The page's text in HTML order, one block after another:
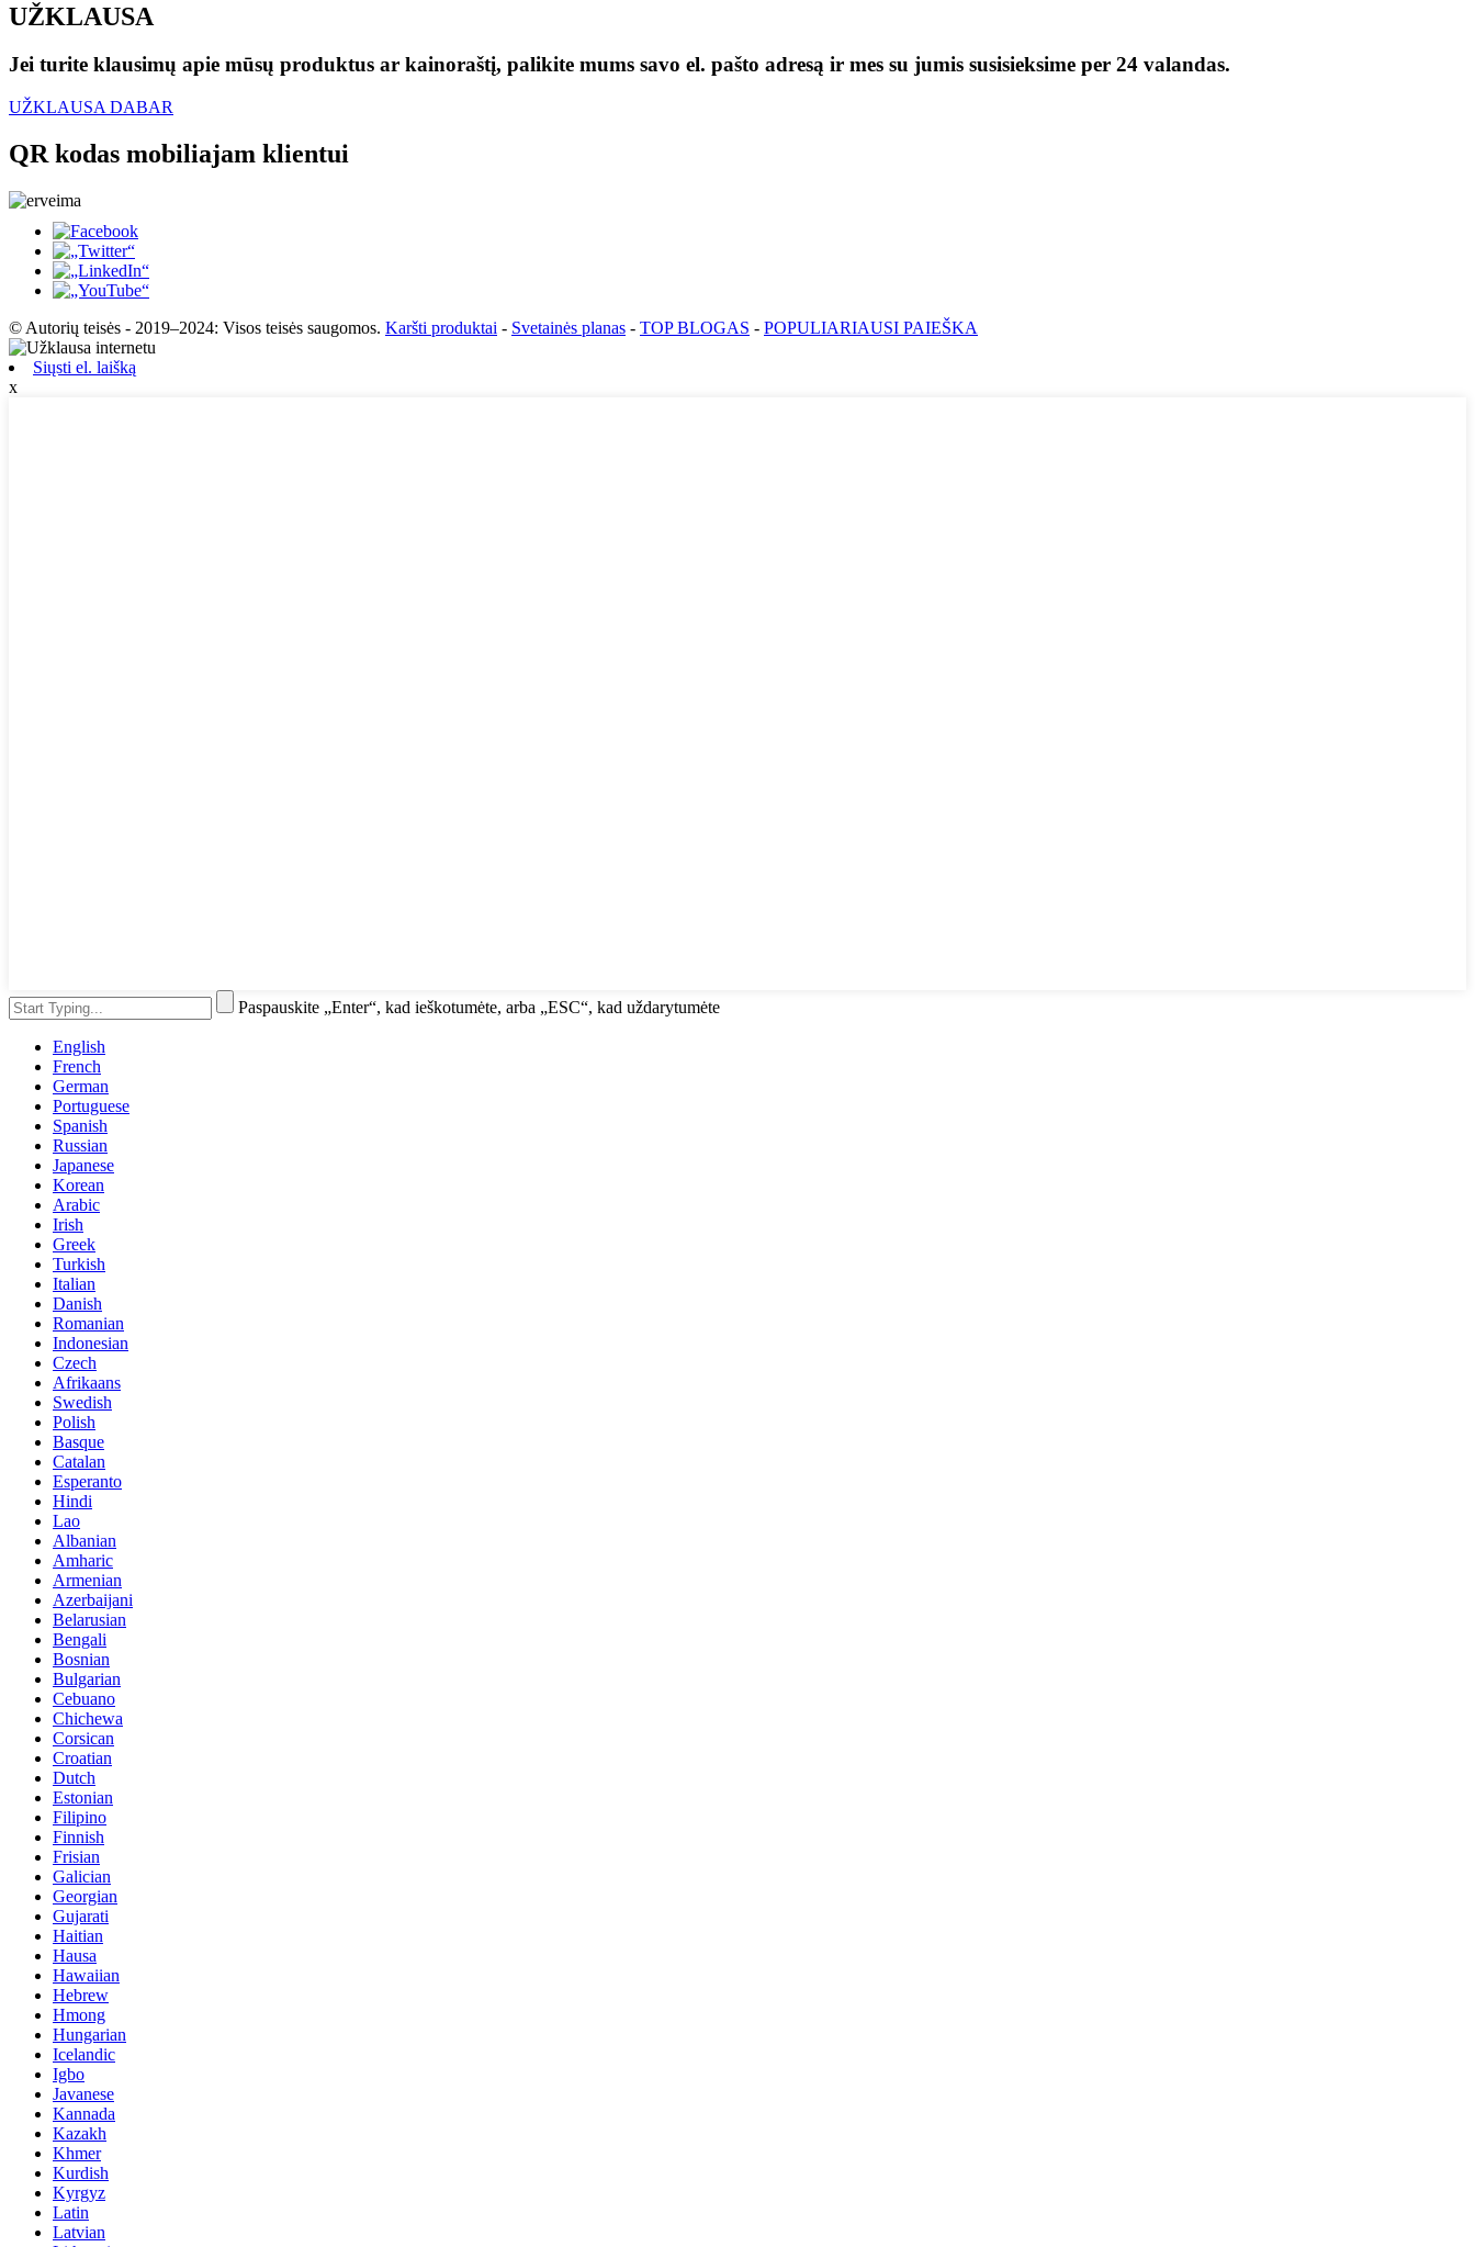
UŽKLAUSA
Jei turite klausimų apie mūsų produktus ar kainoraštį, palikite mums savo el. pašto adresą ir mes su jumis susisieksime per 24 valandas.
UŽKLAUSA DABAR
QR kodas mobiliajam klientui
© Autorių teisės - 2019–2024: Visos teisės saugomos. Karšti produktai - Svetainės planas - TOP BLOGAS - POPULIARIAUSI PAIEŠKA
Siųsti el. laišką
x
Paspauskite „Enter“, kad ieškotumėte, arba „ESC“, kad uždarytumėte
English
French
German
Portuguese
Spanish
Russian
Japanese
Korean
Arabic
Irish
Greek
Turkish
Italian
Danish
Romanian
Indonesian
Czech
Afrikaans
Swedish
Polish
Basque
Catalan
Esperanto
Hindi
Lao
Albanian
Amharic
Armenian
Azerbaijani
Belarusian
Bengali
Bosnian
Bulgarian
Cebuano
Chichewa
Corsican
Croatian
Dutch
Estonian
Filipino
Finnish
Frisian
Galician
Georgian
Gujarati
Haitian
Hausa
Hawaiian
Hebrew
Hmong
Hungarian
Icelandic
Igbo
Javanese
Kannada
Kazakh
Khmer
Kurdish
Kyrgyz
Latin
Latvian